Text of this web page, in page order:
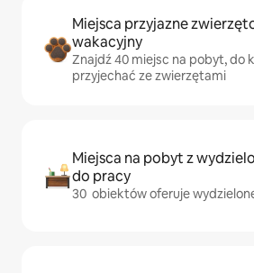
Miejsca przyjazne
wakacyjny
Znajdź 40 miejsc na pobyt, do
przyjechać ze zwierzętami
Miejsca na pobyt z
do pracy
30 obiektów oferuje